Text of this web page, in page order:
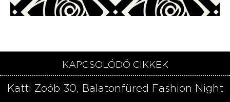
KAPCSOLÓDÓ CIKKEK
Katti Zoób 30, Balatonfüred Fashion Night